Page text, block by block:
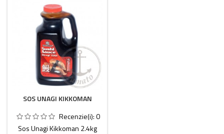
SOS UNAGI KIKKOMAN
Recenzie(i):0
Sos Unagi Kikkoman 2.4kg